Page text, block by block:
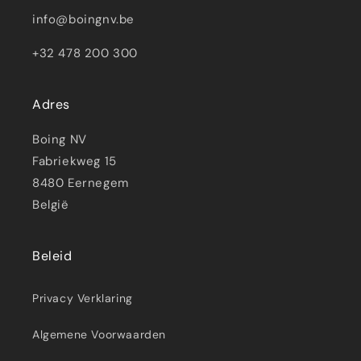
info@boingnv.be
+32 478 200 300
Adres
Boing NV
Fabriekweg 15
8480 Eernegem
België
Beleid
Privacy Verklaring
Algemene Voorwaarden